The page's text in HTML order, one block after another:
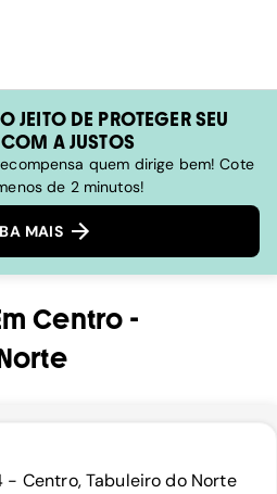
JEITO DE PROTEGER SEU
A JUSTOS
quem dirige bem! Cote
de 2 minutos!
MAIS
Centro -
- Centro, Tabuleiro do Norte